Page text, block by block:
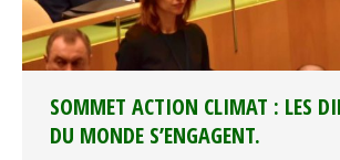
SOMMET ACTION CLIMAT : LES
DU MONDE S’ENGAGENT.